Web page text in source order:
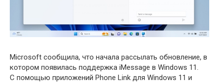
Microsoft сообщила, что начала рассылать обновление, в
котором появилась поддержка iMessage в Windows 11.
С помощью приложений Phone Link для Windows 11 и